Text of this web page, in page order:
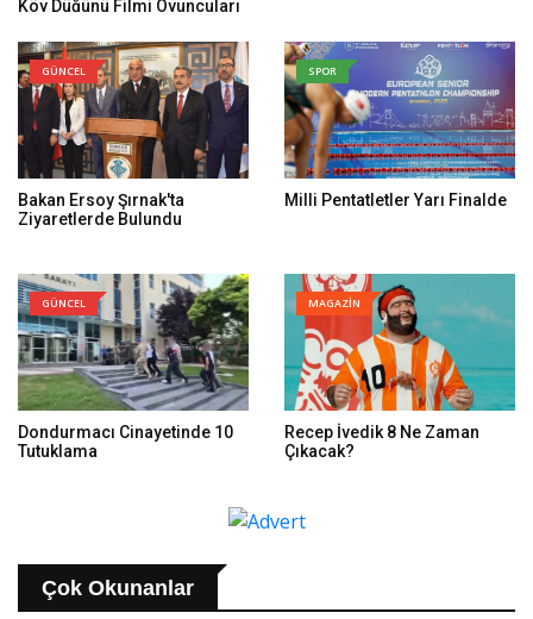
Köy Düğünü Filmi Oyuncuları
GÜNCEL
Bakan Ersoy Şırnak'ta
Ziyaretlerde Bulundu
SPOR
Milli Pentatletler Yarı Finalde
GÜNCEL
Dondurmacı Cinayetinde 10
Tutuklama
MAGAZİN
Recep İvedik 8 Ne Zaman
Çıkacak?
Çok Okunanlar